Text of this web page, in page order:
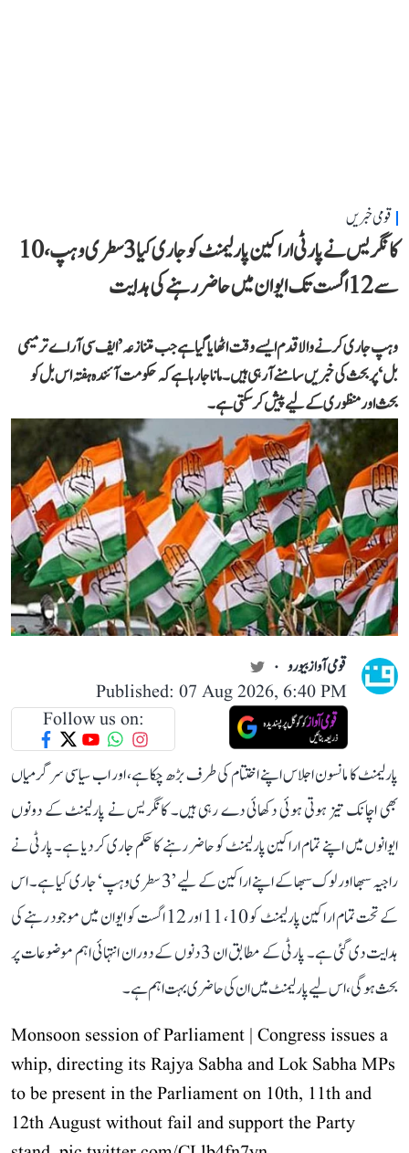
قومی خبریں
کانگریس نے پارٹی اراکین پارلیمنٹ کو جاری کیا 3 سطری وہپ، 10
سے 12 اگست تک ایوان میں حاضر رہنے کی ہدایت
وہپ جاری کرنے والا قدم ایسے وقت اٹھایا گیا ہے جب متنازعہ ’ایف سی آر اے ترمیمی
بل‘ پر بحث کی خبریں سامنے آ رہی ہیں۔ مانا جا رہا ہے کہ حکومت آئندہ ہفتہ اس بل کو
بحث اور منظوری کے لیے پیش کر سکتی ہے۔
قومی آواز بیورو
Published: 07 Aug 2026, 6:40 PM
Follow us on:
پارلیمنٹ کا مانسون اجلاس اپنے اختتام کی طرف بڑھ چکا ہے، اور اب سیاسی سرگرمیاں
بھی اچانک تیز ہوتی ہوئی دکھائی دے رہی ہیں۔ کانگریس نے پارلیمنٹ کے دونوں
ایوانوں میں اپنے تمام اراکین پارلیمنٹ کو حاضر رہنے کا حکم جاری کر دیا ہے۔ پارٹی نے
راجیہ سبھا اور لوک سبھا کے اپنے اراکین کے لیے ’3 سطری وہپ‘ جاری کیا ہے۔ اس
کے تحت تمام اراکین پارلیمنٹ کو 10، 11 اور 12 اگست کو ایوان میں موجود رہنے کی
ہدایت دی گئی ہے۔ پارٹی کے مطابق ان 3 دنوں کے دوران انتہائی اہم موضوعات پر
بحث ہوگی، اس لیے پارلیمنٹ میں ان کی حاضری بہت اہم ہے۔
Monsoon session of Parliament | Congress issues a
whip, directing its Rajya Sabha and Lok Sabha MPs
to be present in the Parliament on 10th, 11th and
12th August without fail and support the Party